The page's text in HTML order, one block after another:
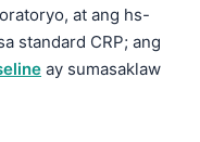
at ang hs-
standard CRP; ang
ay sumasaklaw